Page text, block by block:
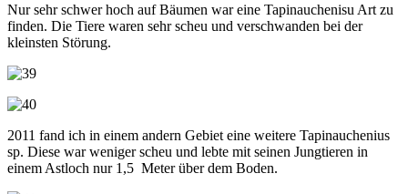
Nur sehr schwer hoch auf Bäumen war eine Tapinauchenisu Art zu
finden. Die Tiere waren sehr scheu und verschwanden bei der
kleinsten Störung.
2011 fand ich in einem andern Gebiet eine weitere Tapinauchenius
sp. Diese war weniger scheu und lebte mit seinen Jungtieren in
einem Astloch nur 1,5 Meter über dem Boden.